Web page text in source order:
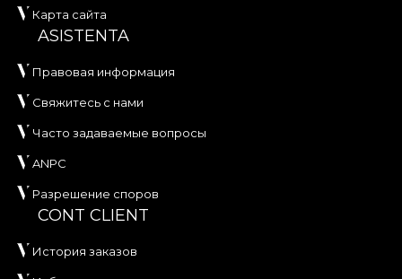
Карта сайта
ASISTENTA
Правовая информация
Свяжитесь с нами
Часто задаваемые вопросы
ANPC
Разрешение споров
CONT CLIENT
История заказов